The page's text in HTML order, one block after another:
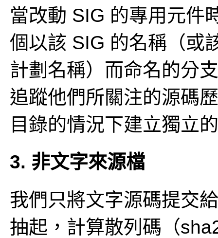
當改動 SIG 的專用元件
個以該 SIG 的名稱（或
計劃名稱）而命名的分
追蹤他們所關注的源碼
目錄的情況下建立獨立
3. 非文字來源檔
我們只將文字源碼提交
抽起，計算散列碼（